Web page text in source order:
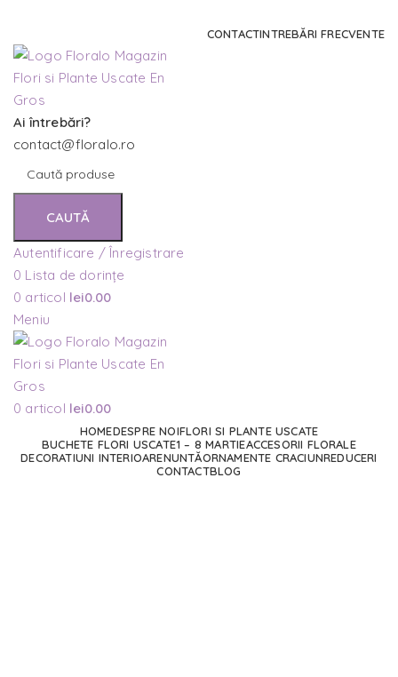
CONTACTINTREBĂRI FRECVENTE
Ai întrebări?
contact@floralo.ro
CAUTĂ
Autentificare / Înregistrare
0 Lista de dorințe
0 articol lei0.00
Meniu
0 articol lei0.00
HOMEDESPRE NOIFLORI SI PLANTE USCATE
BUCHETE FLORI USCATE1 – 8 MARTIEACCESORII FLORALE
DECORATIUNI INTERIOARENUNTĂORNAMENTE CRACIUNREDUCERI
CONTACTBLOG